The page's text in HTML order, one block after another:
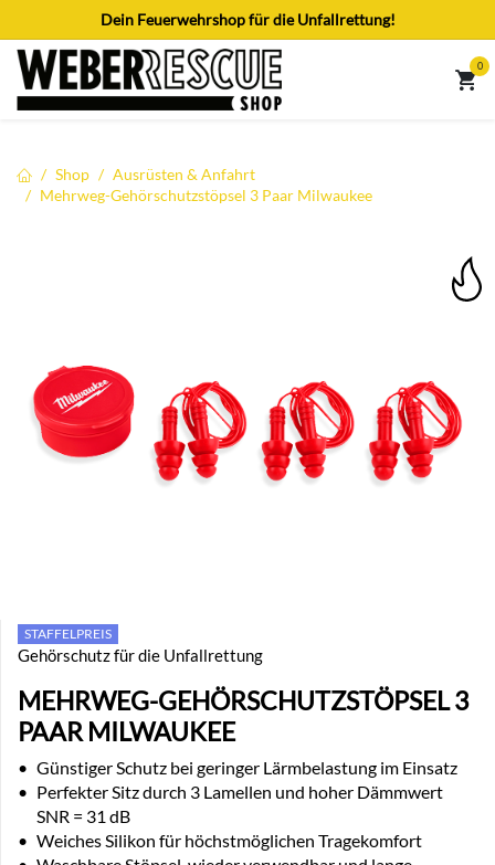
Zum Inhalt springenDein Feuerwehrshop für die Unfallrettung!
0
Shop
Ausrüsten & Anfahrt
Mehrweg-Gehörschutzstöpsel 3 Paar Milwaukee
STAFFELPREIS
Gehörschutz für die Unfallrettung
MEHRWEG-GEHÖRSCHUTZSTÖPSEL 3
PAAR MILWAUKEE
• Günstiger Schutz bei geringer Lärmbelastung im Einsatz
• Perfekter Sitz durch 3 Lamellen und hoher Dämmwert
SNR = 31 dB
• Weiches Silikon für höchstmöglichen Tragekomfort